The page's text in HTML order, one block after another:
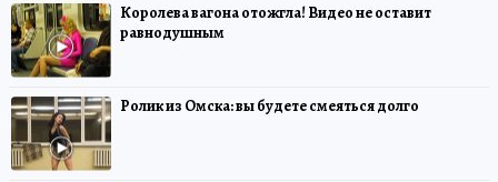
Королева вагона отожгла! Видео не оставит
равнодушным
Ролик из Омска: вы будете смеяться долго